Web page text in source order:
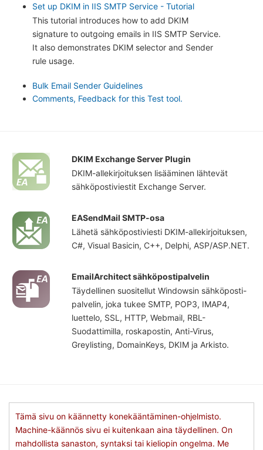
Set up DKIM in IIS SMTP Service - Tutorial
This tutorial introduces how to add DKIM
signature to outgoing emails in IIS SMTP Service.
It also demonstrates DKIM selector and Sender
rule usage.
Bulk Email Sender Guidelines
Comments, Feedback for this Test tool.
DKIM Exchange Server Plugin
DKIM-allekirjoituksen lisääminen lähtevät
sähköpostiviestit Exchange Server.
EASendMail SMTP-osa
Lähetä sähköpostiviesti DKIM-allekirjoituksen,
C#, Visual Basicin, C++, Delphi, ASP/ASP.NET.
EmailArchitect sähköpostipalvelin
Täydellinen suositellut Windowsin sähköposti-
palvelin, joka tukee SMTP, POP3, IMAP4,
luettelo, SSL, HTTP, Webmail, RBL-
Suodattimilla, roskapostin, Anti-Virus,
Greylisting, DomainKeys, DKIM ja Arkisto.
Tämä sivu on käännetty konekääntäminen-ohjelmisto.
Machine-käännös sivu ei kuitenkaan aina täydellinen. On
mahdollista sanaston, syntaksi tai kieliopin ongelma. Me